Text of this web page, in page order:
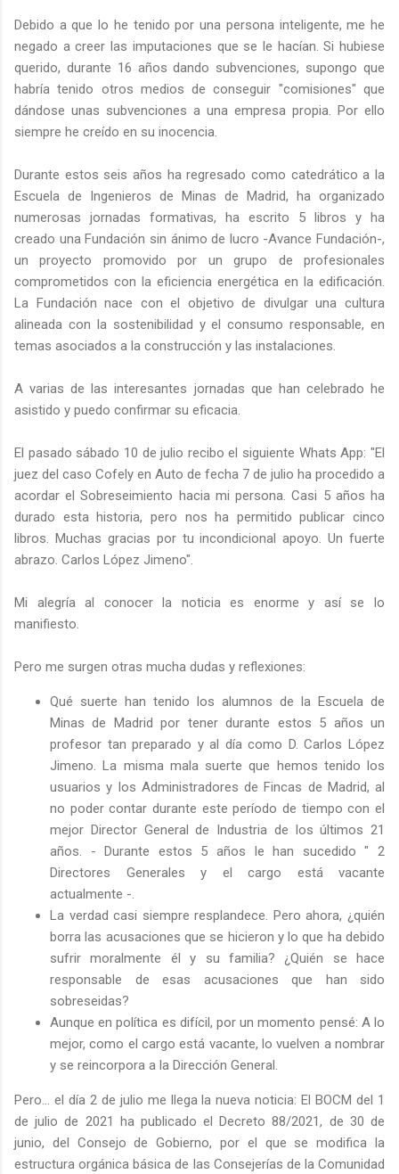
Debido a que lo he tenido por una persona inteligente, me he
negado a creer las imputaciones que se le hacían. Si hubiese
querido, durante 16 años dando subvenciones, supongo que
habría tenido otros medios de conseguir "comisiones" que
dándose unas subvenciones a una empresa propia. Por ello
siempre he creído en su inocencia.
Durante estos seis años ha regresado como catedrático a la
Escuela de Ingenieros de Minas de Madrid, ha organizado
numerosas jornadas formativas, ha escrito 5 libros y ha
creado una Fundación sin ánimo de lucro -Avance Fundación-,
un proyecto promovido por un grupo de profesionales
comprometidos con la eficiencia energética en la edificación.
La Fundación nace con el objetivo de divulgar una cultura
alineada con la sostenibilidad y el consumo responsable, en
temas asociados a la construcción y las instalaciones.
A varias de las interesantes jornadas que han celebrado he
asistido y puedo confirmar su eficacia.
El pasado sábado 10 de julio recibo el siguiente Whats App: "El
juez del caso Cofely en Auto de fecha 7 de julio ha procedido a
acordar el Sobreseimiento hacia mi persona. Casi 5 años ha
durado esta historia, pero nos ha permitido publicar cinco
libros. Muchas gracias por tu incondicional apoyo. Un fuerte
abrazo. Carlos López Jimeno".
Mi alegría al conocer la noticia es enorme y así se lo
manifiesto.
Pero me surgen otras mucha dudas y reflexiones:
Qué suerte han tenido los alumnos de la Escuela de
Minas de Madrid por tener durante estos 5 años un
profesor tan preparado y al día como D. Carlos López
Jimeno. La misma mala suerte que hemos tenido los
usuarios y los Administradores de Fincas de Madrid, al
no poder contar durante este período de tiempo con el
mejor Director General de Industria de los últimos 21
años. - Durante estos 5 años le han sucedido " 2
Directores Generales y el cargo está vacante
actualmente -.
La verdad casi siempre resplandece. Pero ahora, ¿quién
borra las acusaciones que se hicieron y lo que ha debido
sufrir moralmente él y su familia? ¿Quién se hace
responsable de esas acusaciones que han sido
sobreseidas?
Aunque en política es difícil, por un momento pensé: A lo
mejor, como el cargo está vacante, lo vuelven a nombrar
y se reincorpora a la Dirección General.
Pero... el día 2 de julio me llega la nueva noticia: El BOCM del 1
de julio de 2021 ha publicado el Decreto 88/2021, de 30 de
junio, del Consejo de Gobierno, por el que se modifica la
estructura orgánica básica de las Consejerías de la Comunidad